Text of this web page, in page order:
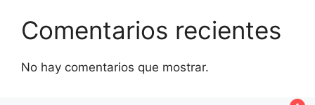
Comentarios recientes
No hay comentarios que mostrar.
1